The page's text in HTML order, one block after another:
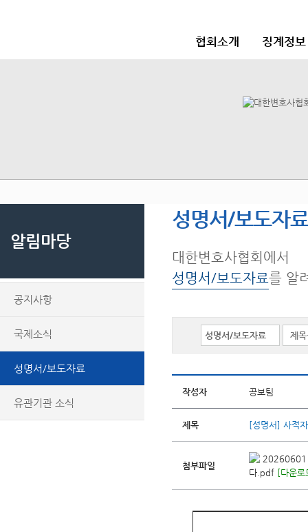
협회소개 징계정
알림마당
공지사항
국제소식
성명서/보도자료
유관기관 소식
성명서/보도자료
대한변호사협회에서
성명서/보도자료를 알
작성자 공보팀
제목 [성명서] 사적
첨부파일
20260601
다.pdf [다운